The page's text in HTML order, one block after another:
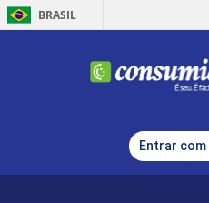
BRASIL
Entrar com